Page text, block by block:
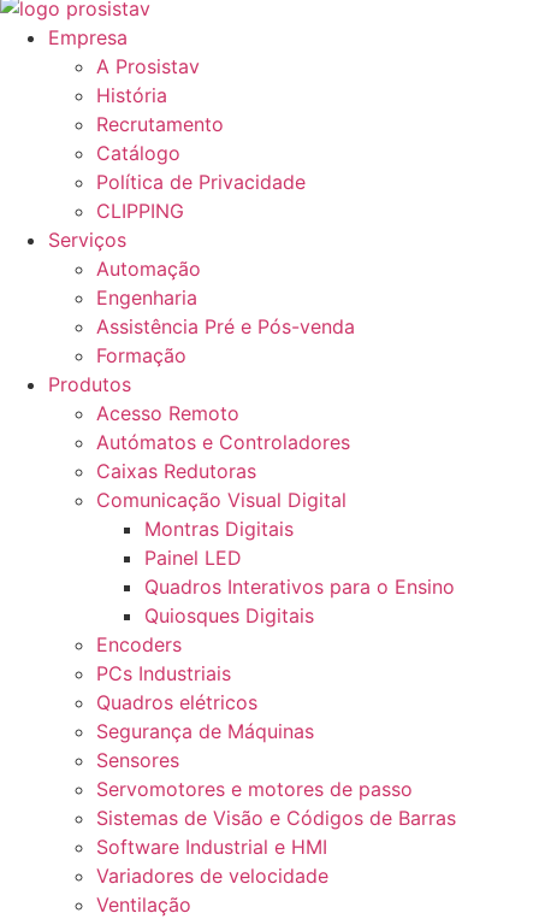
Empresa
A Prosistav
História
Recrutamento
Catálogo
Política de Privacidade
CLIPPING
Serviços
Automação
Engenharia
Assistência Pré e Pós-venda
Formação
Produtos
Acesso Remoto
Autómatos e Controladores
Caixas Redutoras
Comunicação Visual Digital
Montras Digitais
Painel LED
Quadros Interativos para o Ensino
Quiosques Digitais
Encoders
PCs Industriais
Quadros elétricos
Segurança de Máquinas
Sensores
Servomotores e motores de passo
Sistemas de Visão e Códigos de Barras
Software Industrial e HMI
Variadores de velocidade
Ventilação